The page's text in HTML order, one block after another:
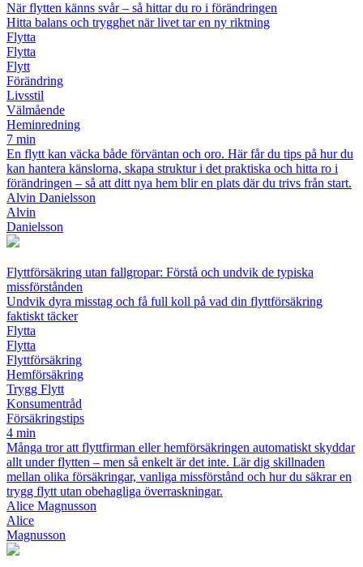
När flytten känns svår – så hittar du ro i förändringen
Hitta balans och trygghet när livet tar en ny riktning
Flytta
Flytta
Flytt
Förändring
Livsstil
Välmående
Heminredning
7 min
En flytt kan väcka både förväntan och oro. Här får du tips på hur du
kan hantera känslorna, skapa struktur i det praktiska och hitta ro i
förändringen – så att ditt nya hem blir en plats där du trivs från start.
Alvin Danielsson
Alvin
Danielsson
Flyttförsäkring utan fallgropar: Förstå och undvik de typiska
missförstånden
Undvik dyra misstag och få full koll på vad din flyttförsäkring
faktiskt täcker
Flytta
Flytta
Flyttförsäkring
Hemförsäkring
Trygg Flytt
Konsumentråd
Försäkringstips
4 min
Många tror att flyttfirman eller hemförsäkringen automatiskt skyddar
allt under flytten – men så enkelt är det inte. Lär dig skillnaden
mellan olika försäkringar, vanliga missförstånd och hur du säkrar en
trygg flytt utan obehagliga överraskningar.
Alice Magnusson
Alice
Magnusson